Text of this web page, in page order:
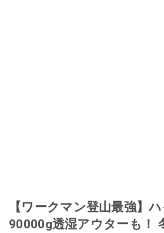
【ワークマン登山最強】
90000g透湿アウターも！